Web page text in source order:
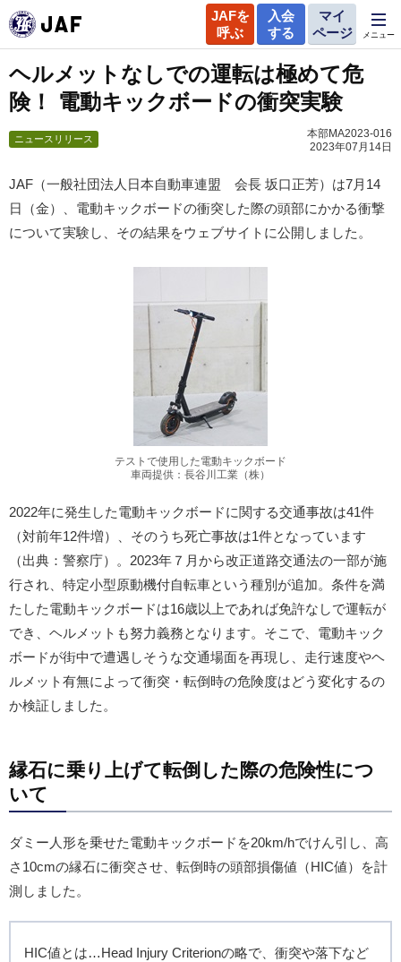
JAFを
呼ぶ
入会
する
マイ
ページ
メニュー
ヘルメットなしでの運転は極めて危
険！ 電動キックボードの衝突実験
ニュースリリース
本部MA2023-016
2023年07月14日
JAF（一般社団法人日本自動車連盟 会長 坂口正芳）は7月14
日（金）、電動キックボードの衝突した際の頭部にかかる衝撃
について実験し、その結果をウェブサイトに公開しました。
テストで使用した電動キックボード
車両提供：長谷川工業（株）
2022年に発生した電動キックボードに関する交通事故は41件
（対前年12件増）、そのうち死亡事故は1件となっています
（出典：警察庁）。2023年７月から改正道路交通法の一部が施
行され、特定小型原動機付自転車という種別が追加。条件を満
たした電動キックボードは16歳以上であれば免許なしで運転が
でき、ヘルメットも努力義務となります。そこで、電動キック
ボードが街中で遭遇しそうな交通場面を再現し、走行速度やヘ
ルメット有無によって衝突・転倒時の危険度はどう変化するの
か検証しました。
縁石に乗り上げて転倒した際の危険性につ
いて
ダミー人形を乗せた電動キックボードを20km/hでけん引し、高
さ10cmの縁石に衝突させ、転倒時の頭部損傷値（HIC値）を計
測しました。
HIC値とは…Head Injury Criterionの略で、衝突や落下など